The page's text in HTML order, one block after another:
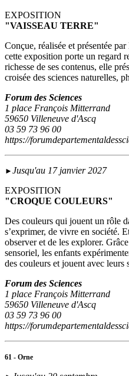
EXPOSITION
"VAISSEAU TERRE"
Conçue, réalisée et présentée
cette exposition porte un regard
richesse de ses contenus, elle
croisée des sciences naturelles,
Forum des Sciences
1 place François Mitterrand
59650 Villeneuve d'Ascq
03 59 73 96 00
https://
► Jusqu'au 17 janvier 2027
EXPOSITION
"CROQUE COULEURS"
Des couleurs qui jouent un rôle
s’exprimer, de vivre en société.
observer et de les explorer.
sensoriel, les enfants
des couleurs et jouent avec leurs
Forum des Sciences
1 place François Mitterrand
59650 Villeneuve d'Ascq
03 59 73 96 00
https://
61 - Orne